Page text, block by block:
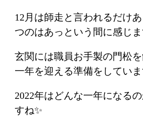
12月は師走と言われるだけ
つのはあっという間に感じま
玄関には職員お手製の門松
一年を迎える準備をしてい
2022年はどんな一年になる
すね✨